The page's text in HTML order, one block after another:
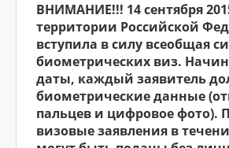
ВНИМАНИЕ!!! 14 сентября
территории Российской
вступила в силу всеобщая
биометрических виз.
даты, каждый заявитель
биометрические данные
пальцев и цифровое фото).
визовые заявления в